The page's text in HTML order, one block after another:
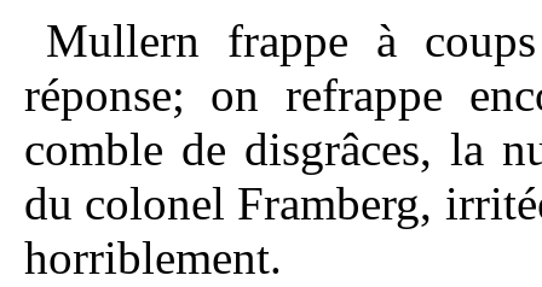
Mullern frappe à
réponse; on refrappe
comble de disgrâces, la
du colonel Framberg,
horriblement.